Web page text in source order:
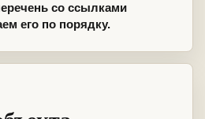
со ссылками
его по порядку.